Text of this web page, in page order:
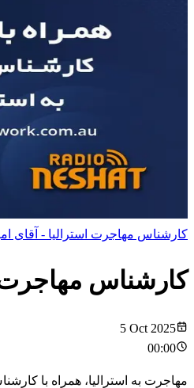
کارشناس مهاجرت استرالیا - آقای
کارشناس مهاجرت
5 Oct 2025
00:00